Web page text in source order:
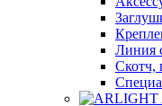
Линия
Скотч,